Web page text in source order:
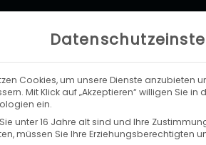
LEISTUNGEN
Cookies, um unsere Dienste anzubieten
Mit Klick auf „Akzeptieren“ willigen Sie
ein.
unter 16 Jahre alt sind und Ihre
müssen Sie Ihre Erziehungsberechtigten